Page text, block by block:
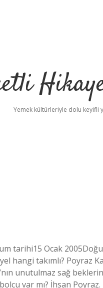
Yemek kültürleriyle dolu keyifli
tarihi15 Ocak
hangi takımlı? Poyraz
unutulmaz sağ
var mı? İhsan